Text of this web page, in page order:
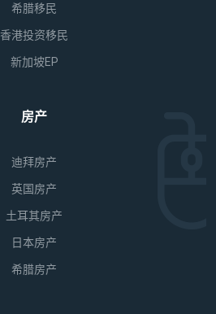
希腊移民
香港投资移民
新加坡EP
房产
迪拜房产
英国房产
土耳其房产
日本房产
希腊房产